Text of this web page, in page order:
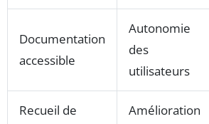
Documentation
accessible
Autonomie
des
utilisateurs
Recueil de
Amélioration